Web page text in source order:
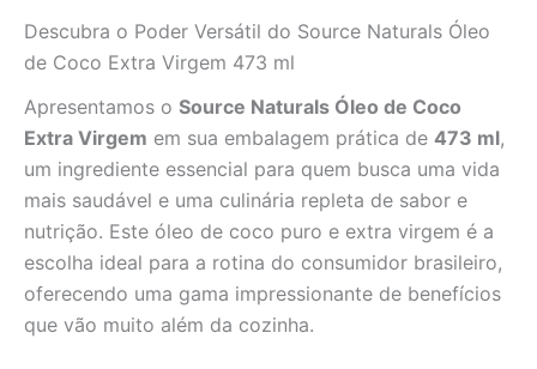
Descubra o Poder Versátil do Source Naturals Óleo
de Coco Extra Virgem 473 ml
Apresentamos o Source Naturals Óleo de Coco
Extra Virgem em sua embalagem prática de 473 ml,
um ingrediente essencial para quem busca uma vida
mais saudável e uma culinária repleta de sabor e
nutrição. Este óleo de coco puro e extra virgem é a
escolha ideal para a rotina do consumidor brasileiro,
oferecendo uma gama impressionante de benefícios
que vão muito além da cozinha.